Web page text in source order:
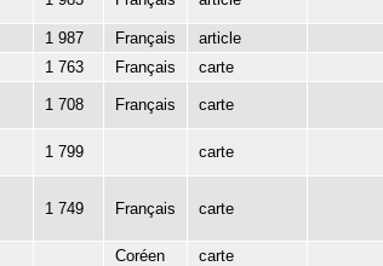
1 987 Français
article
1 763 Français
carte
1 708 Français carte
1 799 carte
1 749 Français carte
Coréen
carte